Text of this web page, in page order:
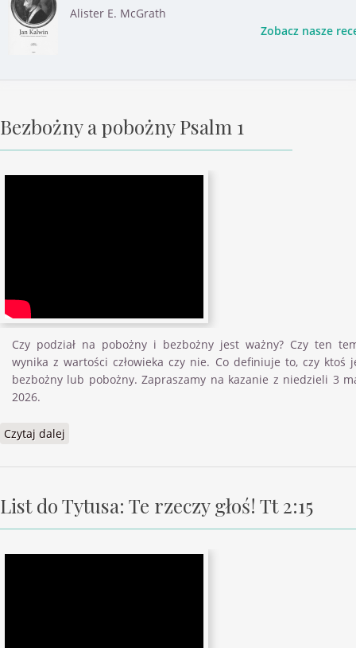
Alister E. McGrath
Zobacz nasze
Bezbożny a pobożny Psalm 1
Czy podział na pobożny i bezbożny jest ważny? Czy ten
wynika z wartości człowieka czy nie. Co definiuje to, czy ktoś
bezbożny lub pobożny. Zapraszamy na kazanie z niedzieli 3
2026.
Czytaj dalej
List do Tytusa: Te rzeczy głoś! Tt 2:15